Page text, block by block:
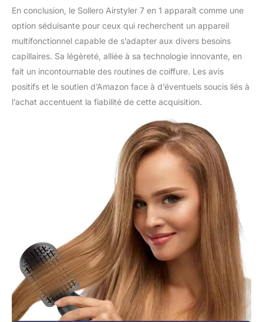
unique : le kit de coiffeur
7 en 1 combine un
sèche-cheveux ionique
avec le design populaire
de tête de bigoudis à air
comprimé. Différentes
têtes de brosse vous
permettent de créer
tendance. Grâce à son
emballage exquis,
l'ensemble est également
parfait comme cadeau
pour vos amis, votre
famille ou vos proches.
Si vous avez des
questions ou des
incertitudes sur le
produit, n'hésitez pas à
nous contacter à temps !
En conclusion, le Sollero Airstyler 7 en 1 apparaît comme une
option séduisante pour ceux qui recherchent un appareil
multifonctionnel capable de s’adapter aux divers besoins
capillaires. Sa légèreté, alliée à sa technologie innovante, en
fait un incontournable des routines de coiffure. Les avis
positifs et le soutien d’Amazon face à d’éventuels soucis liés à
l’achat accentuent la fiabilité de cette acquisition.